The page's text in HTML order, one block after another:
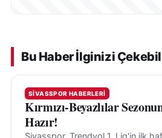
Bu Haber İlginizi
SIVASSPOR HABERLERI
Kırmızı-Beyazlılar
Hazır!